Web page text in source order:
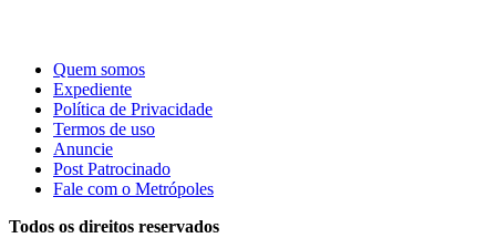
Quem somos
Expediente
Política de Privacidade
Termos de uso
Anuncie
Post Patrocinado
Fale com o Metrópoles
Todos os direitos reservados